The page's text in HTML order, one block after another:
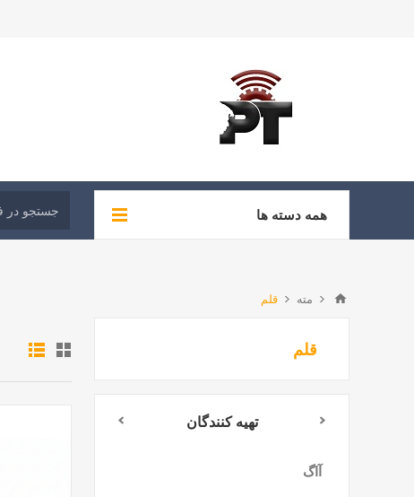
همه دسته ها
مته قلم
قلم
تهیه کنندگان
آاگ